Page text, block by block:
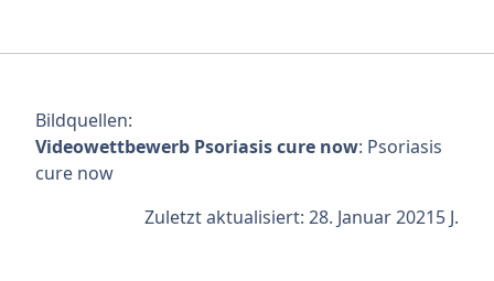
Bildquellen:
Videowettbewerb Psoriasis cure now: Psoriasis
cure now
Zuletzt aktualisiert: 28. Januar 20215 J.